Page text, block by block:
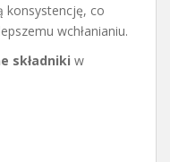
konsystencję, co
wchłanianiu.
składniki w